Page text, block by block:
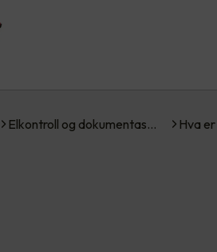
Elkontroll og dokumentas… Hva